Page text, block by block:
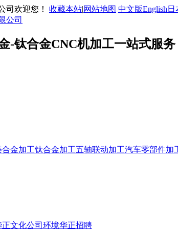
司欢迎您！ 收藏本站|网站地图 中文版English 日
-钛合金CNC机加工一站式服务
合金加工钛合金加工五轴联动加工汽车零部件加
正文化公司环境华正招聘